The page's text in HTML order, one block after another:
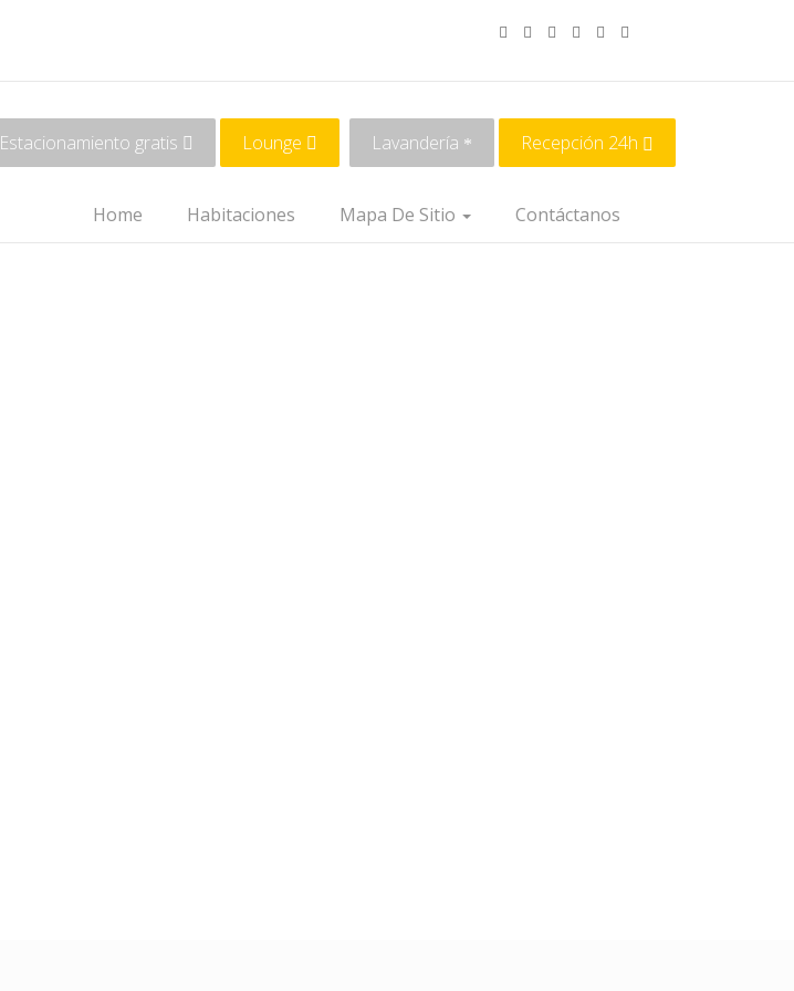
Estacionamiento gratis Lounge Lavandería Recepción 24h
Home Habitaciones Mapa De Sitio Contáctanos